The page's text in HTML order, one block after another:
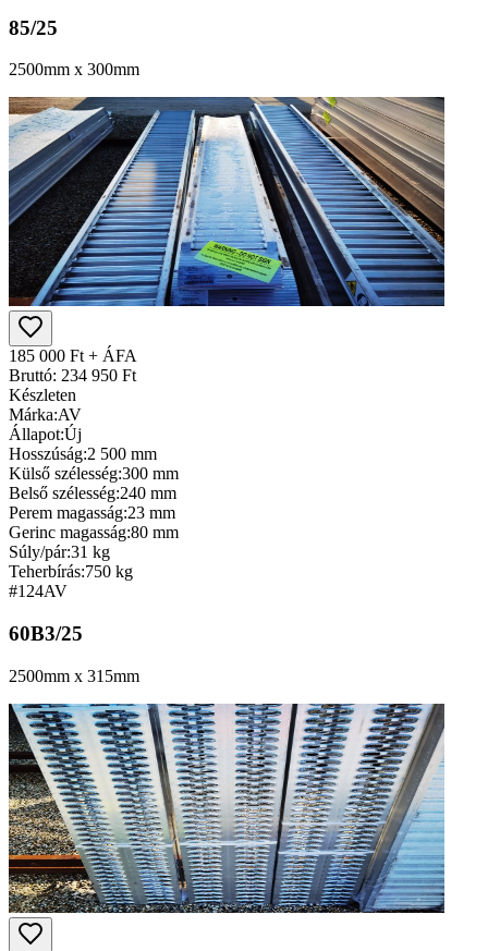
85/25
2500mm x 300mm
185 000 Ft + ÁFA
Bruttó: 234 950 Ft
Készleten
Márka:AV
Állapot:Új
Hosszúság:2 500 mm
Külső szélesség:300 mm
Belső szélesség:240 mm
Perem magasság:23 mm
Gerinc magasság:80 mm
Súly/pár:31 kg
Teherbírás:750 kg
#124AV
60B3/25
2500mm x 315mm